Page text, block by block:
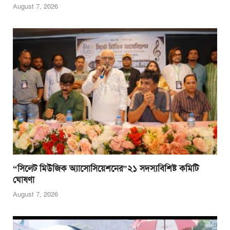
August 7, 2026
“সিলেট মিউজিক অ্যাসোসিয়েশনের”২১ সদস্যবিশিষ্ট কমিটি
ঘোষণা
August 7, 2026